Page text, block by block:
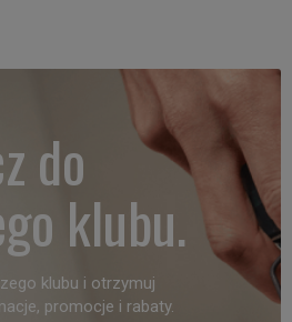
do
klubu.
klubu i otrzymuj
promocje i rabaty.